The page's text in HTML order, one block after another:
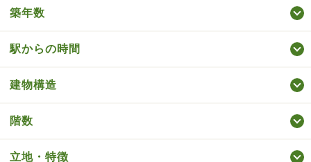
築年数
駅からの時間
建物構造
階数
立地・特徴